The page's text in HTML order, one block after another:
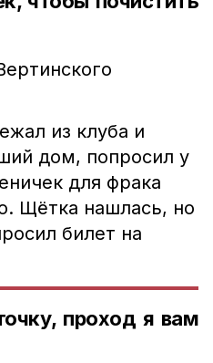
из клуба и
дом, попросил у
для фрака
Щётка нашлась, но
билет на
проход я вам